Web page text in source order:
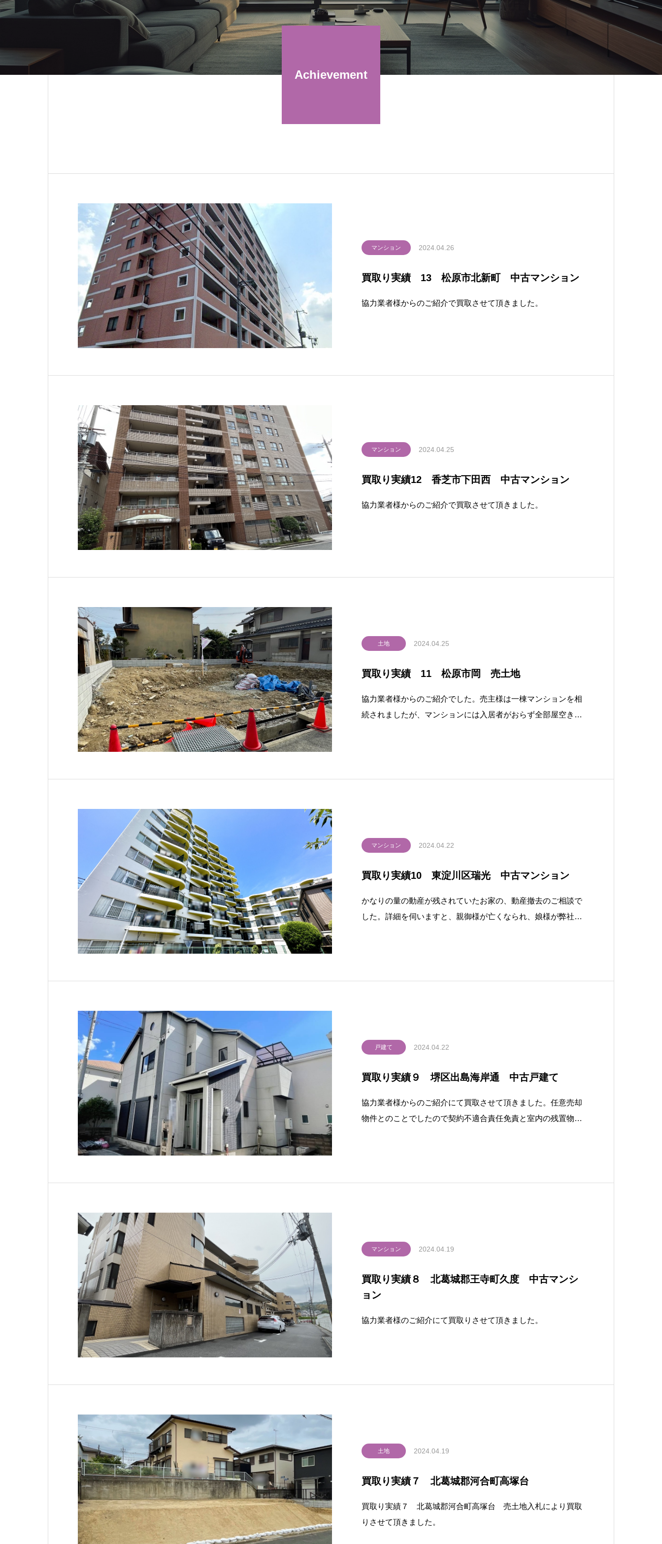
Achievement
マンション 2024.04.26
買取り実績 13 松原市北新町 中古マンション
協力業者様からのご紹介で買取させて頂きました。
マンション 2024.04.25
買取り実績12 香芝市下田西 中古マンション
協力業者様からのご紹介で買取させて頂きました。
土地 2024.04.25
買取り実績 11 松原市岡 売土地
協力業者様からのご紹介でした。売主様は一棟マンションを相
続されましたが、マンションには入居者がおらず全部屋空き部
マンション 2024.04.22
買取り実績10 東淀川区瑞光 中古マンション
かなりの量の動産が残されていたお家の、動産撤去のご相談で
した。詳細を伺いますと、親御様が亡くなられ、娘様が弊社に
に、嬉しいハプニン
戸建て 2024.04.22
買取り実績９ 堺区出島海岸通 中古戸建て
協力業者様からのご紹介にて買取させて頂きました。任意売却
物件とのことでしたので契約不適合責任免責と室内の残置物も
マンション 2024.04.19
買取り実績８ 北葛城郡王寺町久度 中古マンシ
ョン
協力業者様のご紹介にて買取りさせて頂きました。
土地 2024.04.19
買取り実績７ 北葛城郡河合町高塚台
買取り実績７ 北葛城郡河合町高塚台 売土地入札により買取
りさせて頂きました。